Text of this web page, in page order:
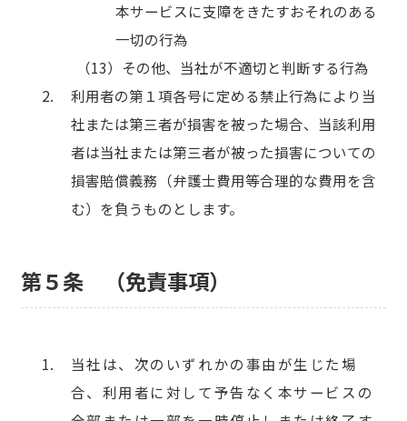
本サービスに支障をきたすおそれのある
一切の行為
その他、当社が不適切と判断する行為
利用者の第１項各号に定める禁止行為により当
社または第三者が損害を被った場合、当該利用
者は当社または第三者が被った損害についての
損害賠償義務（弁護士費用等合理的な費用を含
む）を負うものとします。
第５条 （免責事項）
当社は、次のいずれかの事由が生じた場
合、利用者に対して予告なく本サービスの